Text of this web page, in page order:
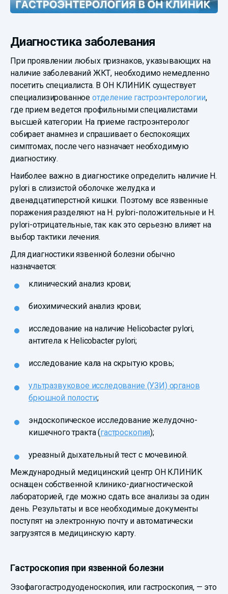
Диагностика заболевания
При проявлении любых признаков, указывающих на
наличие заболеваний ЖКТ, необходимо немедленно
посетить специалиста. В ОН КЛИНИК существует
специализированное отделение гастроэнтерологии,
где прием ведется профильными специалистами
высшей категории. На приеме гастроэнтеролог
собирает анамнез и спрашивает о беспокоящих
симптомах, после чего назначает необходимую
диагностику.
Наиболее важно в диагностике определить наличие H.
pylori в слизистой оболочке желудка и
двенадцатиперстной кишки. Поэтому все язвенные
поражения разделяют на H. pylori-положительные и H.
pylori-отрицательные, так как это серьезно влияет на
выбор тактики лечения.
Для диагностики язвенной болезни обычно
назначается:
клинический анализ крови;
биохимический анализ крови;
исследование на наличие Helicobacter pylori,
антитела к Helicobacter pylori;
исследование кала на скрытую кровь;
ультразвуковое исследование (УЗИ) органов
брюшной полости;
эндоскопическое исследование желудочно-
кишечного тракта (гастроскопия);
уреазный дыхательный тест с мочевиной.
Международный медицинский центр ОН КЛИНИК
оснащен собственной клинико-диагностической
лабораторией, где можно сдать все анализы за один
день. Результаты и все необходимые документы
поступят на электронную почту и автоматически
загрузятся в медицинскую карту.
Гастроскопия при язвенной болезни
Эзофагогастродуоденоскопия, или гастроскопия, — это